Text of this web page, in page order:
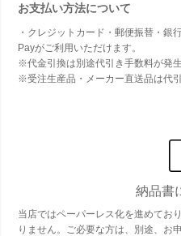
お支払い方法について
・クレジットカード・郵便振替・銀
Payがご利用いただけます。
※代金引換は別途代引き手数料が発生
※受注生産品・メーカー直送品は代
納品書
当店ではペーパーレス化を進めてお
りません。ご必要な方は、別途、お